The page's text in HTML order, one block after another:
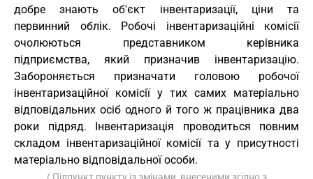
добре знають об'єкт інвентаризації, ціни та
первинний облік. Робочі інвентаризаційні комісії
очолюються представником керівника
підприємства, який призначив інвентаризацію.
Забороняється призначати головою робочої
інвентаризаційної комісії у тих самих матеріально
відповідальних осіб одного й того ж працівника два
роки підряд. Інвентаризація проводиться повним
складом інвентаризаційної комісії та у присутності
матеріально відповідальної особи.